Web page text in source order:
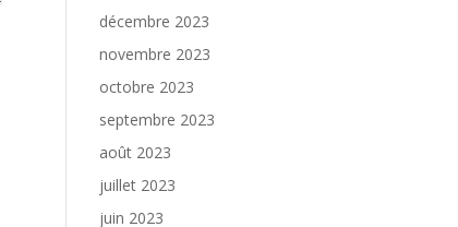
décembre 2023
novembre 2023
octobre 2023
septembre 2023
août 2023
juillet 2023
juin 2023